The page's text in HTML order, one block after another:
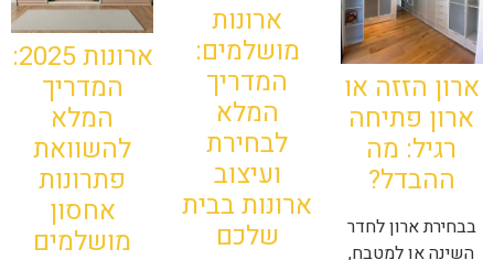
ארון הזזה או
ארון פתיחה
רגיל: מה
ההבדל?
בבחירת ארון לחדר
השינה או למטבח,
ארונות
מושלמים:
המדריך
המלא
לבחירת
ועיצוב
ארונות בבית
שלכם
ארונות 2025:
המדריך
המלא
להשוואת
פתרונות
אחסון
מושלמים